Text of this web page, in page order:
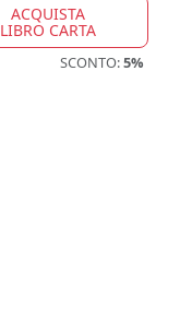
ACQUISTA
LIBRO CARTA
SCONTO:5%